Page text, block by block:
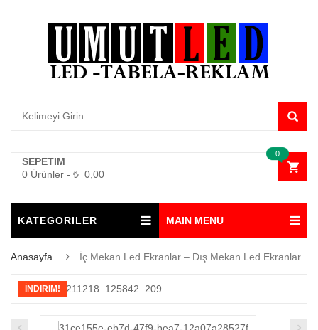
SEPETIM
0 Ürünler - ₺ 0,00
0
KATEGORILER MAIN MENU
Anasayfa İç Mekan Led Ekranlar – Dış Mekan Led Ekranlar
İNDIRIM!